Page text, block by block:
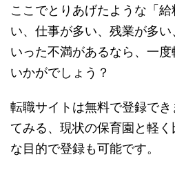
ここでとりあげたような「
い、仕事が多い、残業が多
いった不満があるなら、一
いかがでしょう？
転職サイトは無料で登録で
てみる、現状の保育園と軽
な目的で登録も可能です。